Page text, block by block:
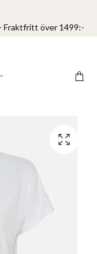
Fraktfritt över 1499:-